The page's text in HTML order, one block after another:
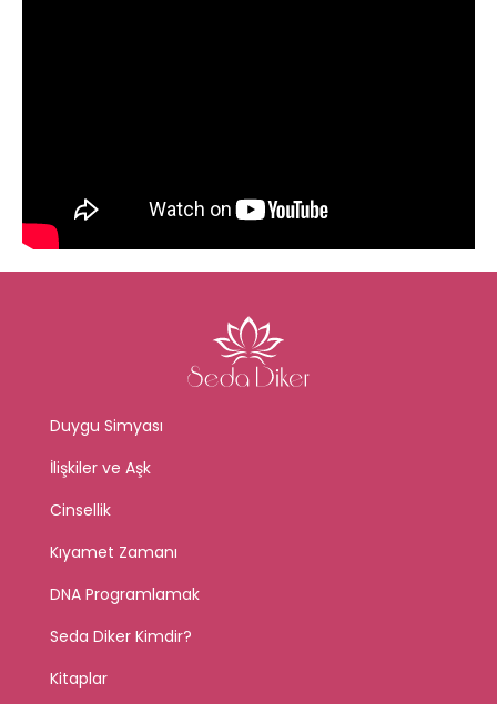
Duygu Simyası
İlişkiler ve Aşk
Cinsellik
Kıyamet Zamanı
DNA Programlamak
Seda Diker Kimdir?
Kitaplar